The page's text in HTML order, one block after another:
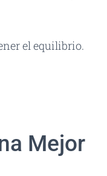
el equilibrio.
Mejor